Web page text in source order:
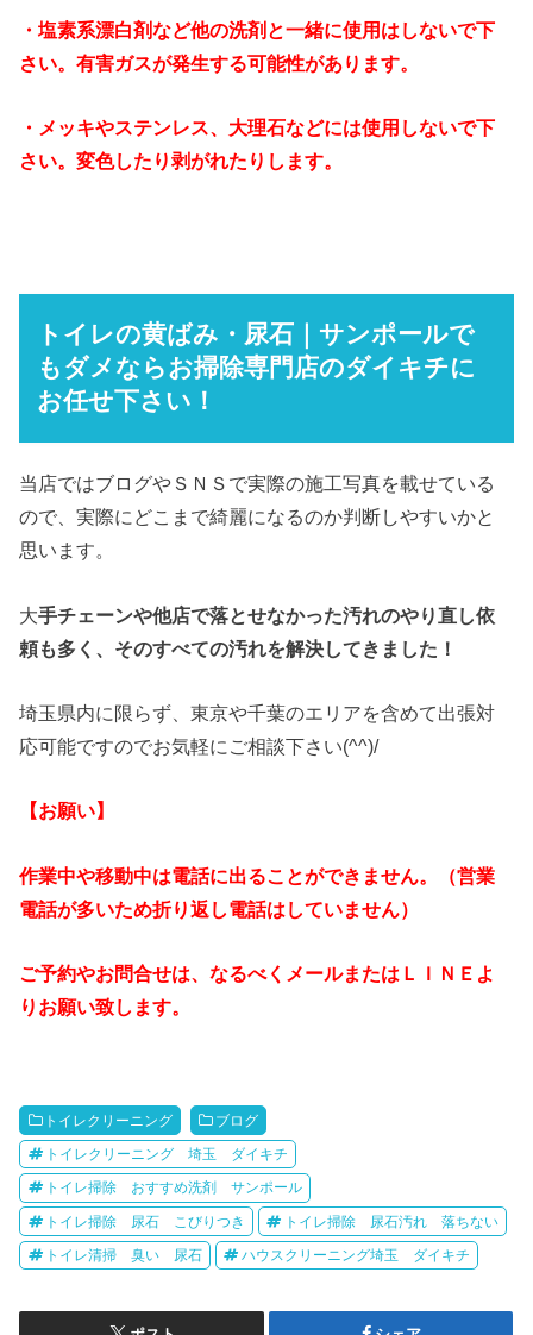
・塩素系漂白剤など他の洗剤と一緒に使用はしないで下
さい。有害ガスが発生する可能性があります。
・メッキやステンレス、大理石などには使用しないで下
さい。変色したり剥がれたりします。
トイレの黄ばみ・尿石｜サンポールで
もダメならお掃除専門店のダイキチに
お任せ下さい！
当店ではブログやＳＮＳで実際の施工写真を載せている
ので、実際にどこまで綺麗になるのか判断しやすいかと
思います。
大手チェーンや他店で落とせなかった汚れのやり直し依
頼も多く、そのすべての汚れを解決してきました！
埼玉県内に限らず、東京や千葉のエリアを含めて出張対
応可能ですのでお気軽にご相談下さい(^^)/
【お願い】
作業中や移動中は電話に出ることができません。（営業
電話が多いため折り返し電話はしていません）
ご予約やお問合せは、なるべくメールまたはＬＩＮＥよ
りお願い致します。
トイレクリーニング ブログ
トイレクリーニング 埼玉 ダイキチ
トイレ掃除 おすすめ洗剤 サンポール
トイレ掃除 尿石 こびりつき トイレ掃除 尿石汚れ 落ちない
トイレ清掃 臭い 尿石 ハウスクリーニング埼玉 ダイキチ